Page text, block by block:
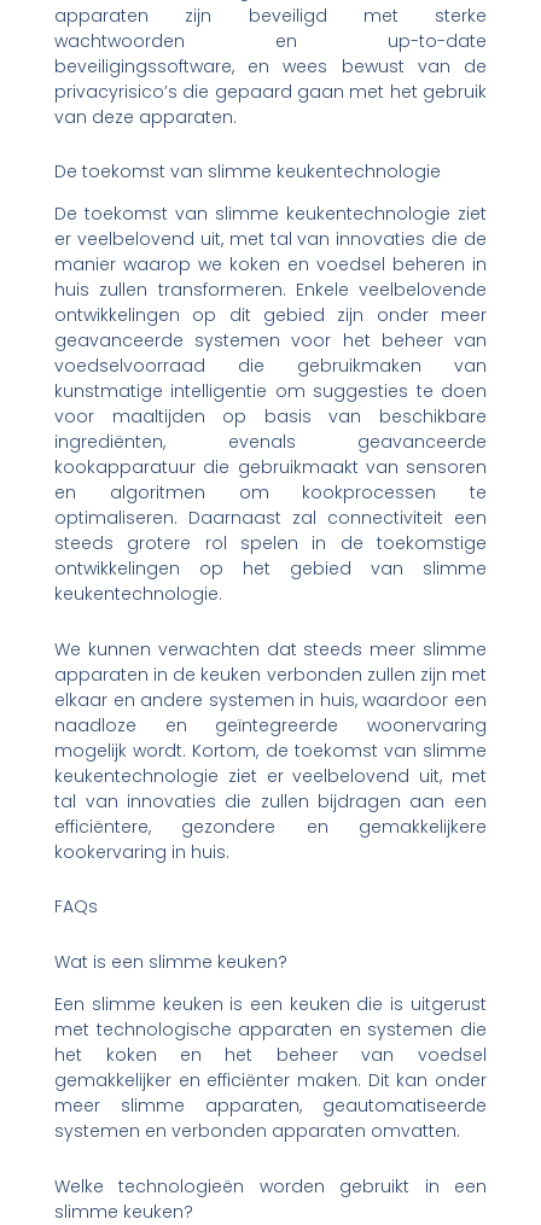
apparaten zijn beveiligd met sterke
wachtwoorden en up-to-date
beveiligingssoftware, en wees bewust van de
privacyrisico’s die gepaard gaan met het gebruik
van deze apparaten.
De toekomst van slimme keukentechnologie
De toekomst van slimme keukentechnologie ziet
er veelbelovend uit, met tal van innovaties die de
manier waarop we koken en voedsel beheren in
huis zullen transformeren. Enkele veelbelovende
ontwikkelingen op dit gebied zijn onder meer
geavanceerde systemen voor het beheer van
voedselvoorraad die gebruikmaken van
kunstmatige intelligentie om suggesties te doen
voor maaltijden op basis van beschikbare
ingrediënten, evenals geavanceerde
kookapparatuur die gebruikmaakt van sensoren
en algoritmen om kookprocessen te
optimaliseren. Daarnaast zal connectiviteit een
steeds grotere rol spelen in de toekomstige
ontwikkelingen op het gebied van slimme
keukentechnologie.
We kunnen verwachten dat steeds meer slimme
apparaten in de keuken verbonden zullen zijn met
elkaar en andere systemen in huis, waardoor een
naadloze en geïntegreerde woonervaring
mogelijk wordt. Kortom, de toekomst van slimme
keukentechnologie ziet er veelbelovend uit, met
tal van innovaties die zullen bijdragen aan een
efficiëntere, gezondere en gemakkelijkere
kookervaring in huis.
FAQs
Wat is een slimme keuken?
Een slimme keuken is een keuken die is uitgerust
met technologische apparaten en systemen die
het koken en het beheer van voedsel
gemakkelijker en efficiënter maken. Dit kan onder
meer slimme apparaten, geautomatiseerde
systemen en verbonden apparaten omvatten.
Welke technologieën worden gebruikt in een
slimme keuken?